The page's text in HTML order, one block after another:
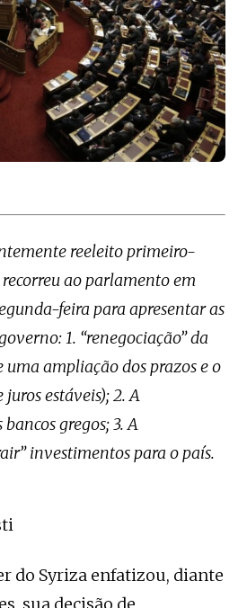
reeleito primeiro-
ao parlamento em
feira para apresentar as
1. “renegociação” da
uma ampliação dos prazos e o
estáveis); 2. A
gregos; 3. A
investimentos para o país.
do Syriza enfatizou, diante